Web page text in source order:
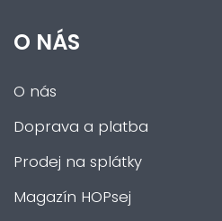
O NÁS
O nás
Doprava a platba
Prodej na splátky
Magazín HOPsej